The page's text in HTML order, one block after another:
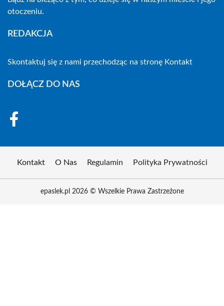
otoczeniu.
REDAKCJA
Skontaktuj się z nami przechodząc na stronę Kontakt
DOŁĄCZ DO NAS
Kontakt O Nas Regulamin Polityka Prywatności
epaslek.pl 2026 © Wszelkie Prawa Zastrzeżone